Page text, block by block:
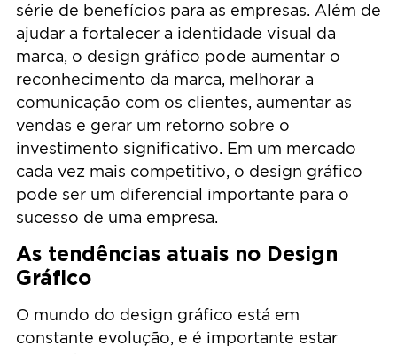
série de benefícios para as empresas. Além de
ajudar a fortalecer a identidade visual da
marca, o design gráfico pode aumentar o
reconhecimento da marca, melhorar a
comunicação com os clientes, aumentar as
vendas e gerar um retorno sobre o
investimento significativo. Em um mercado
cada vez mais competitivo, o design gráfico
pode ser um diferencial importante para o
sucesso de uma empresa.
As tendências atuais no Design
Gráfico
O mundo do design gráfico está em
constante evolução, e é importante estar